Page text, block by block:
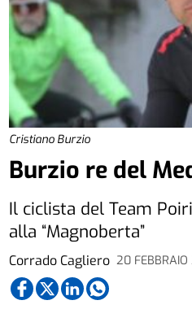
Cristiano Burzio
Corrado Cagliero 20
Burzio re del
Il ciclista del Team
alla “Magnoberta”